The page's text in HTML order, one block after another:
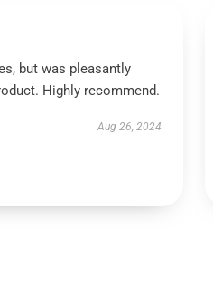
but was pleasantly
Highly recommend.
Aug 26, 2024